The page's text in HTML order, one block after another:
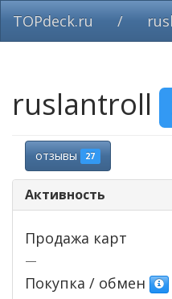
TOPdeck.ru /
ruslantroll
отзывы 27
Активность
Продажа карт
—
Покупка / обмен